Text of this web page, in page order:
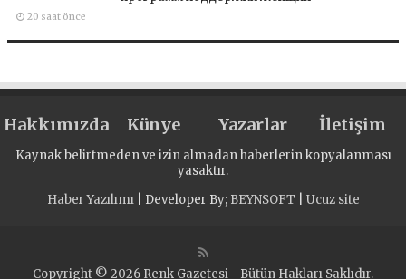
20 saat önce
Hakkımızda Künye Yazarlar İletişim
Kaynak belirtmeden ve izin almadan haberlerin kopyalanması
yasaktır.
Haber Yazılımı| Developer By; BEYNSOFT Ucuz site
Copyright © 2026 Renk Gazetesi - Bütün Hakları Saklıdır.